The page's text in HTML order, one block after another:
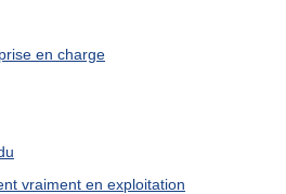
en charge
vraiment en exploitation